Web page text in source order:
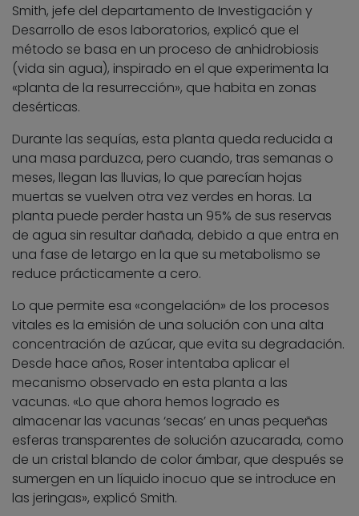
Smith, jefe del departamento de Investigación y
Desarrollo de esos laboratorios, explicó que el
método se basa en un proceso de anhidrobiosis
(vida sin agua), inspirado en el que experimenta la
«planta de la resurrección», que habita en zonas
desérticas.
Durante las sequías, esta planta queda reducida a
una masa parduzca, pero cuando, tras semanas o
meses, llegan las lluvias, lo que parecían hojas
muertas se vuelven otra vez verdes en horas. La
planta puede perder hasta un 95% de sus reservas
de agua sin resultar dañada, debido a que entra en
una fase de letargo en la que su metabolismo se
reduce prácticamente a cero.
Lo que permite esa «congelación» de los procesos
vitales es la emisión de una solución con una alta
concentración de azúcar, que evita su degradación.
Desde hace años, Roser intentaba aplicar el
mecanismo observado en esta planta a las
vacunas. «Lo que ahora hemos logrado es
almacenar las vacunas ‘secas’ en unas pequeñas
esferas transparentes de solución azucarada, como
de un cristal blando de color ámbar, que después se
sumergen en un líquido inocuo que se introduce en
las jeringas», explicó Smith.